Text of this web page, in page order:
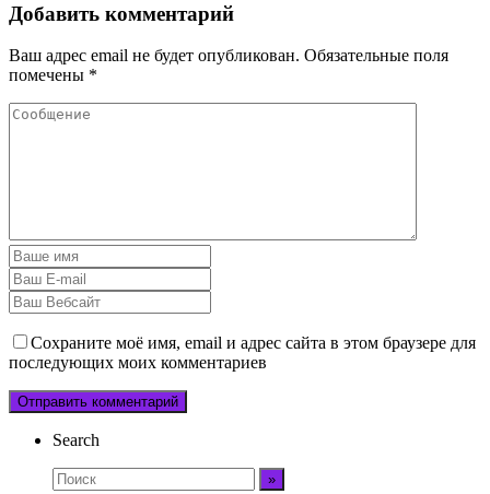
Добавить комментарий
Ваш адрес email не будет опубликован. Обязательные поля
помечены *
Сохраните моё имя, email и адрес сайта в этом браузере для
последующих моих комментариев
Search